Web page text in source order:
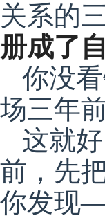
关系的
册成了
你没
场三年
这就
前，先
你发现